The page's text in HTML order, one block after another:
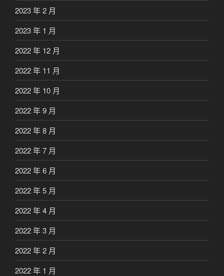
2023 年 2 月
2023 年 1 月
2022 年 12 月
2022 年 11 月
2022 年 10 月
2022 年 9 月
2022 年 8 月
2022 年 7 月
2022 年 6 月
2022 年 5 月
2022 年 4 月
2022 年 3 月
2022 年 2 月
2022 年 1 月